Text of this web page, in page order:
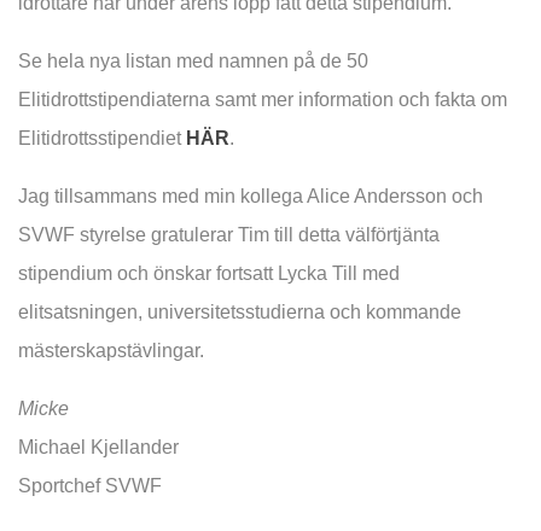
Se hela nya listan med namnen på de 50
Elitidrottstipendiaterna samt mer information och fakta om
Elitidrottsstipendiet HÄR.
Jag tillsammans med min kollega Alice Andersson och
SVWF styrelse gratulerar Tim till detta välförtjänta
stipendium och önskar fortsatt Lycka Till med
elitsatsningen, universitetsstudierna och kommande
mästerskapstävlingar.
Micke
Michael Kjellander
Sportchef SVWF